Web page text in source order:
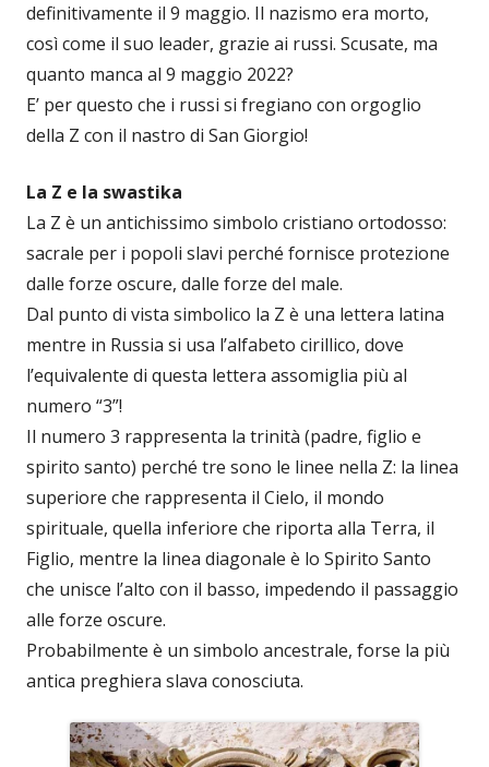
definitivamente il 9 maggio. Il nazismo era morto,
così come il suo leader, grazie ai russi. Scusate, ma
quanto manca al 9 maggio 2022?
E’ per questo che i russi si fregiano con orgoglio
della Z con il nastro di San Giorgio!
La Z e la swastika
La Z è un antichissimo simbolo cristiano ortodosso:
sacrale per i popoli slavi perché fornisce protezione
dalle forze oscure, dalle forze del male.
Dal punto di vista simbolico la Z è una lettera latina
mentre in Russia si usa l’alfabeto cirillico, dove
l’equivalente di questa lettera assomiglia più al
numero “3”!
Il numero 3 rappresenta la trinità (padre, figlio e
spirito santo) perché tre sono le linee nella Z: la linea
superiore che rappresenta il Cielo, il mondo
spirituale, quella inferiore che riporta alla Terra, il
Figlio, mentre la linea diagonale è lo Spirito Santo
che unisce l’alto con il basso, impedendo il passaggio
alle forze oscure.
Probabilmente è un simbolo ancestrale, forse la più
antica preghiera slava conosciuta.